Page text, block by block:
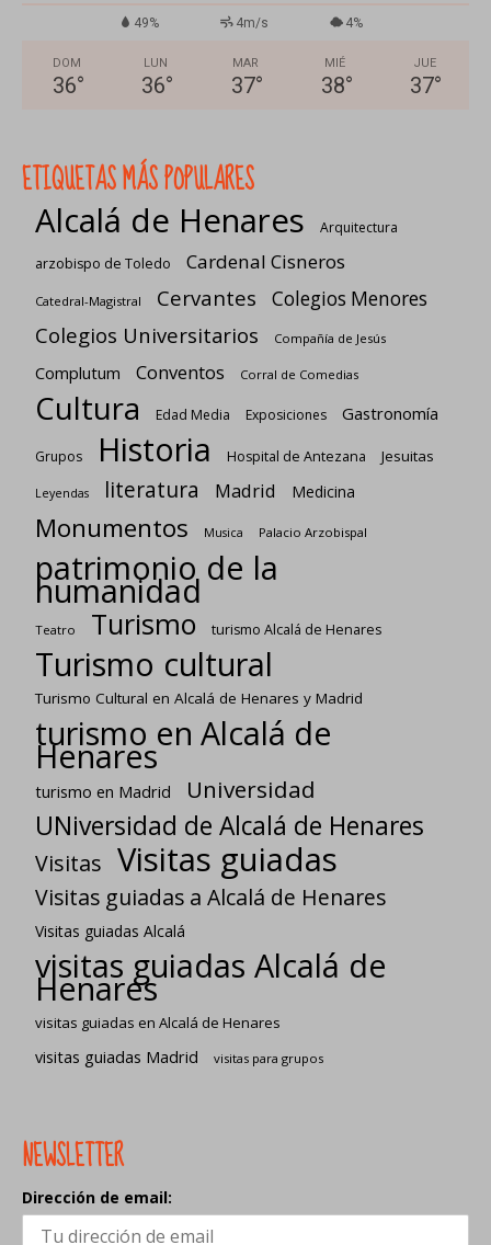
49% 4m/s 4%
DOM
36°
LUN
36°
MAR
37°
MIÉ
38°
JUE
37°
ETIQUETAS MÁS POPULARES
Alcalá de Henares
Arquitectura
arzobispo de Toledo
Cardenal Cisneros
Catedral-Magistral Cervantes Colegios Menores
Colegios Universitarios Compañía de Jesús
Complutum Conventos Corral de Comedias
Cultura Edad Media Exposiciones Gastronomía
Grupos Historia Hospital de Antezana Jesuitas
Leyendas literatura Madrid Medicina
Monumentos Musica Palacio Arzobispal
patrimonio de la
humanidad
Teatro Turismo turismo Alcalá de Henares
Turismo cultural
Turismo Cultural en Alcalá de Henares y Madrid
turismo en Alcalá de
Henares
turismo en Madrid Universidad
UNiversidad de Alcalá de Henares
Visitas Visitas guiadas
Visitas guiadas a Alcalá de Henares
Visitas guiadas Alcalá
visitas guiadas Alcalá de
Henares
visitas guiadas en Alcalá de Henares
visitas guiadas Madrid visitas para grupos
NEWSLETTER
Dirección de email: